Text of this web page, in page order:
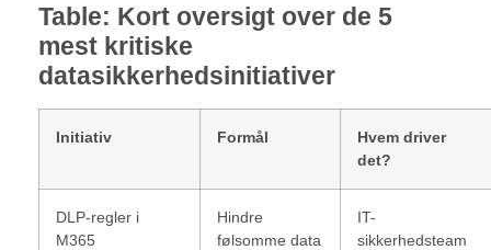
Table: Kort oversigt over de 5
mest kritiske
datasikkerhedsinitiativer
Initiativ Formål
Hvem driver
det?
DLP-regler i
M365
Hindre
følsomme data
IT-
sikkerhedsteam